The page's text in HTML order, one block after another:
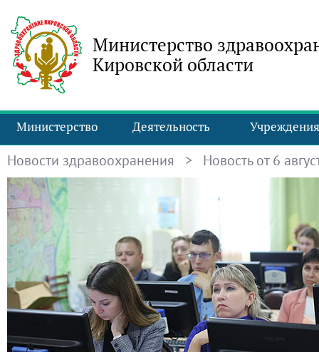
Министерство
Кировской области
Министерство Деятельность Учреждения
Новости здравоохранения > Новость от 6